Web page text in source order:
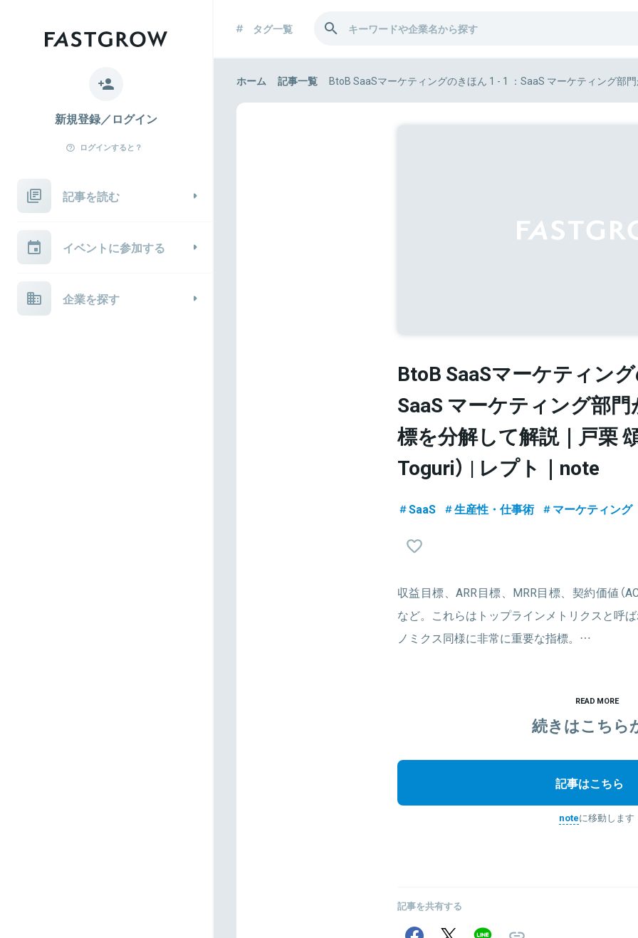
新規登録／ログイン
ログインすると？
記事を読む
イベントに参加する
企業を探す
タグ一覧
ホーム 記事一覧
BtoB SaaSマーケティン
SaaS マーケティング部
標を分解して解説｜戸栗
Toguri） | レプト｜note
SaaS 生産性・仕事術 マーケティング
収益目標、ARR目標、MRR目標、契約価値（
など。これらはトップラインメトリクスと呼
ノミクス同様に非常に重要な指標。…
READ MORE
続きはこちら
記事はこちら
noteに移動します
記事を共有する